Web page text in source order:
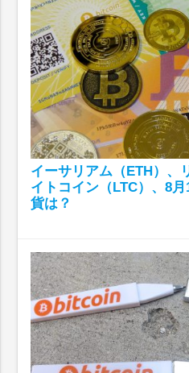
イーサリアム（ETH）、
イトコイン（LTC）、8
貨は？